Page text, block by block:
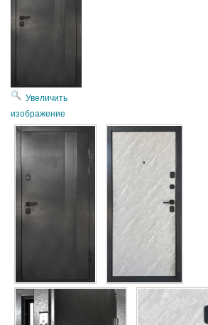
Увеличить
изображение